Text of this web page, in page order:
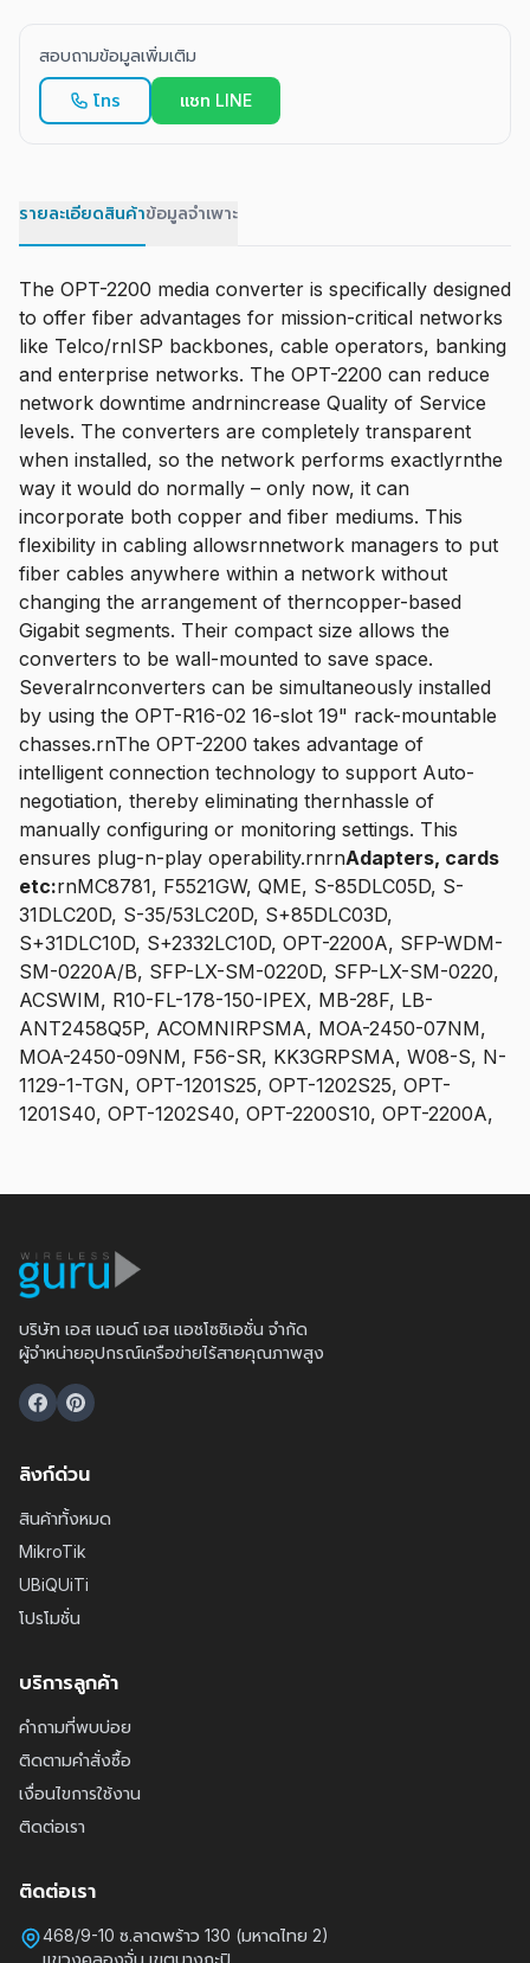
สอบถามข้อมูลเพิ่มเติม
โทร แชท LINE
รายละเอียดสินค้าข้อมูลจำเพาะ
The OPT-2200 media converter is specifically designed
to offer fiber advantages for mission-critical networks
like Telco/rnISP backbones, cable operators, banking
and enterprise networks. The OPT-2200 can reduce
network downtime andrnincrease Quality of Service
levels. The converters are completely transparent
when installed, so the network performs exactlyrnthe
way it would do normally – only now, it can
incorporate both copper and fiber mediums. This
flexibility in cabling allowsrnnetwork managers to put
fiber cables anywhere within a network without
changing the arrangement of therncopper-based
Gigabit segments. Their compact size allows the
converters to be wall-mounted to save space.
Severalrnconverters can be simultaneously installed
by using the OPT-R16-02 16-slot 19" rack-mountable
chasses.rnThe OPT-2200 takes advantage of
intelligent connection technology to support Auto-
negotiation, thereby eliminating thernhassle of
manually configuring or monitoring settings. This
ensures plug-n-play operability.rnrnAdapters, cards
etc:rnMC8781, F5521GW, QME, S-85DLC05D, S-
31DLC20D, S-35/53LC20D, S+85DLC03D,
S+31DLC10D, S+2332LC10D, OPT-2200A, SFP-WDM-
SM-0220A/B, SFP-LX-SM-0220D, SFP-LX-SM-0220,
ACSWIM, R10-FL-178-150-IPEX, MB-28F, LB-
ANT2458Q5P, ACOMNIRPSMA, MOA-2450-07NM,
MOA-2450-09NM, F56-SR, KK3GRPSMA, W08-S, N-
1129-1-TGN, OPT-1201S25, OPT-1202S25, OPT-
1201S40, OPT-1202S40, OPT-2200S10, OPT-2200A,
บริษัท เอส แอนด์ เอส แอชโซซิเอชั่น จำกัด
ผู้จำหน่ายอุปกรณ์เครือข่ายไร้สายคุณภาพสูง
ลิงก์ด่วน
สินค้าทั้งหมด
MikroTik
UBiQUiTi
โปรโมชั่น
บริการลูกค้า
คำถามที่พบบ่อย
ติดตามคำสั่งซื้อ
เงื่อนไขการใช้งาน
ติดต่อเรา
ติดต่อเรา
468/9-10 ซ.ลาดพร้าว 130 (มหาดไทย 2)
แขวงคลองจั่น เขตบางกะปิ